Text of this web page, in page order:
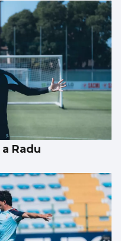
el ‘fin del
Radu